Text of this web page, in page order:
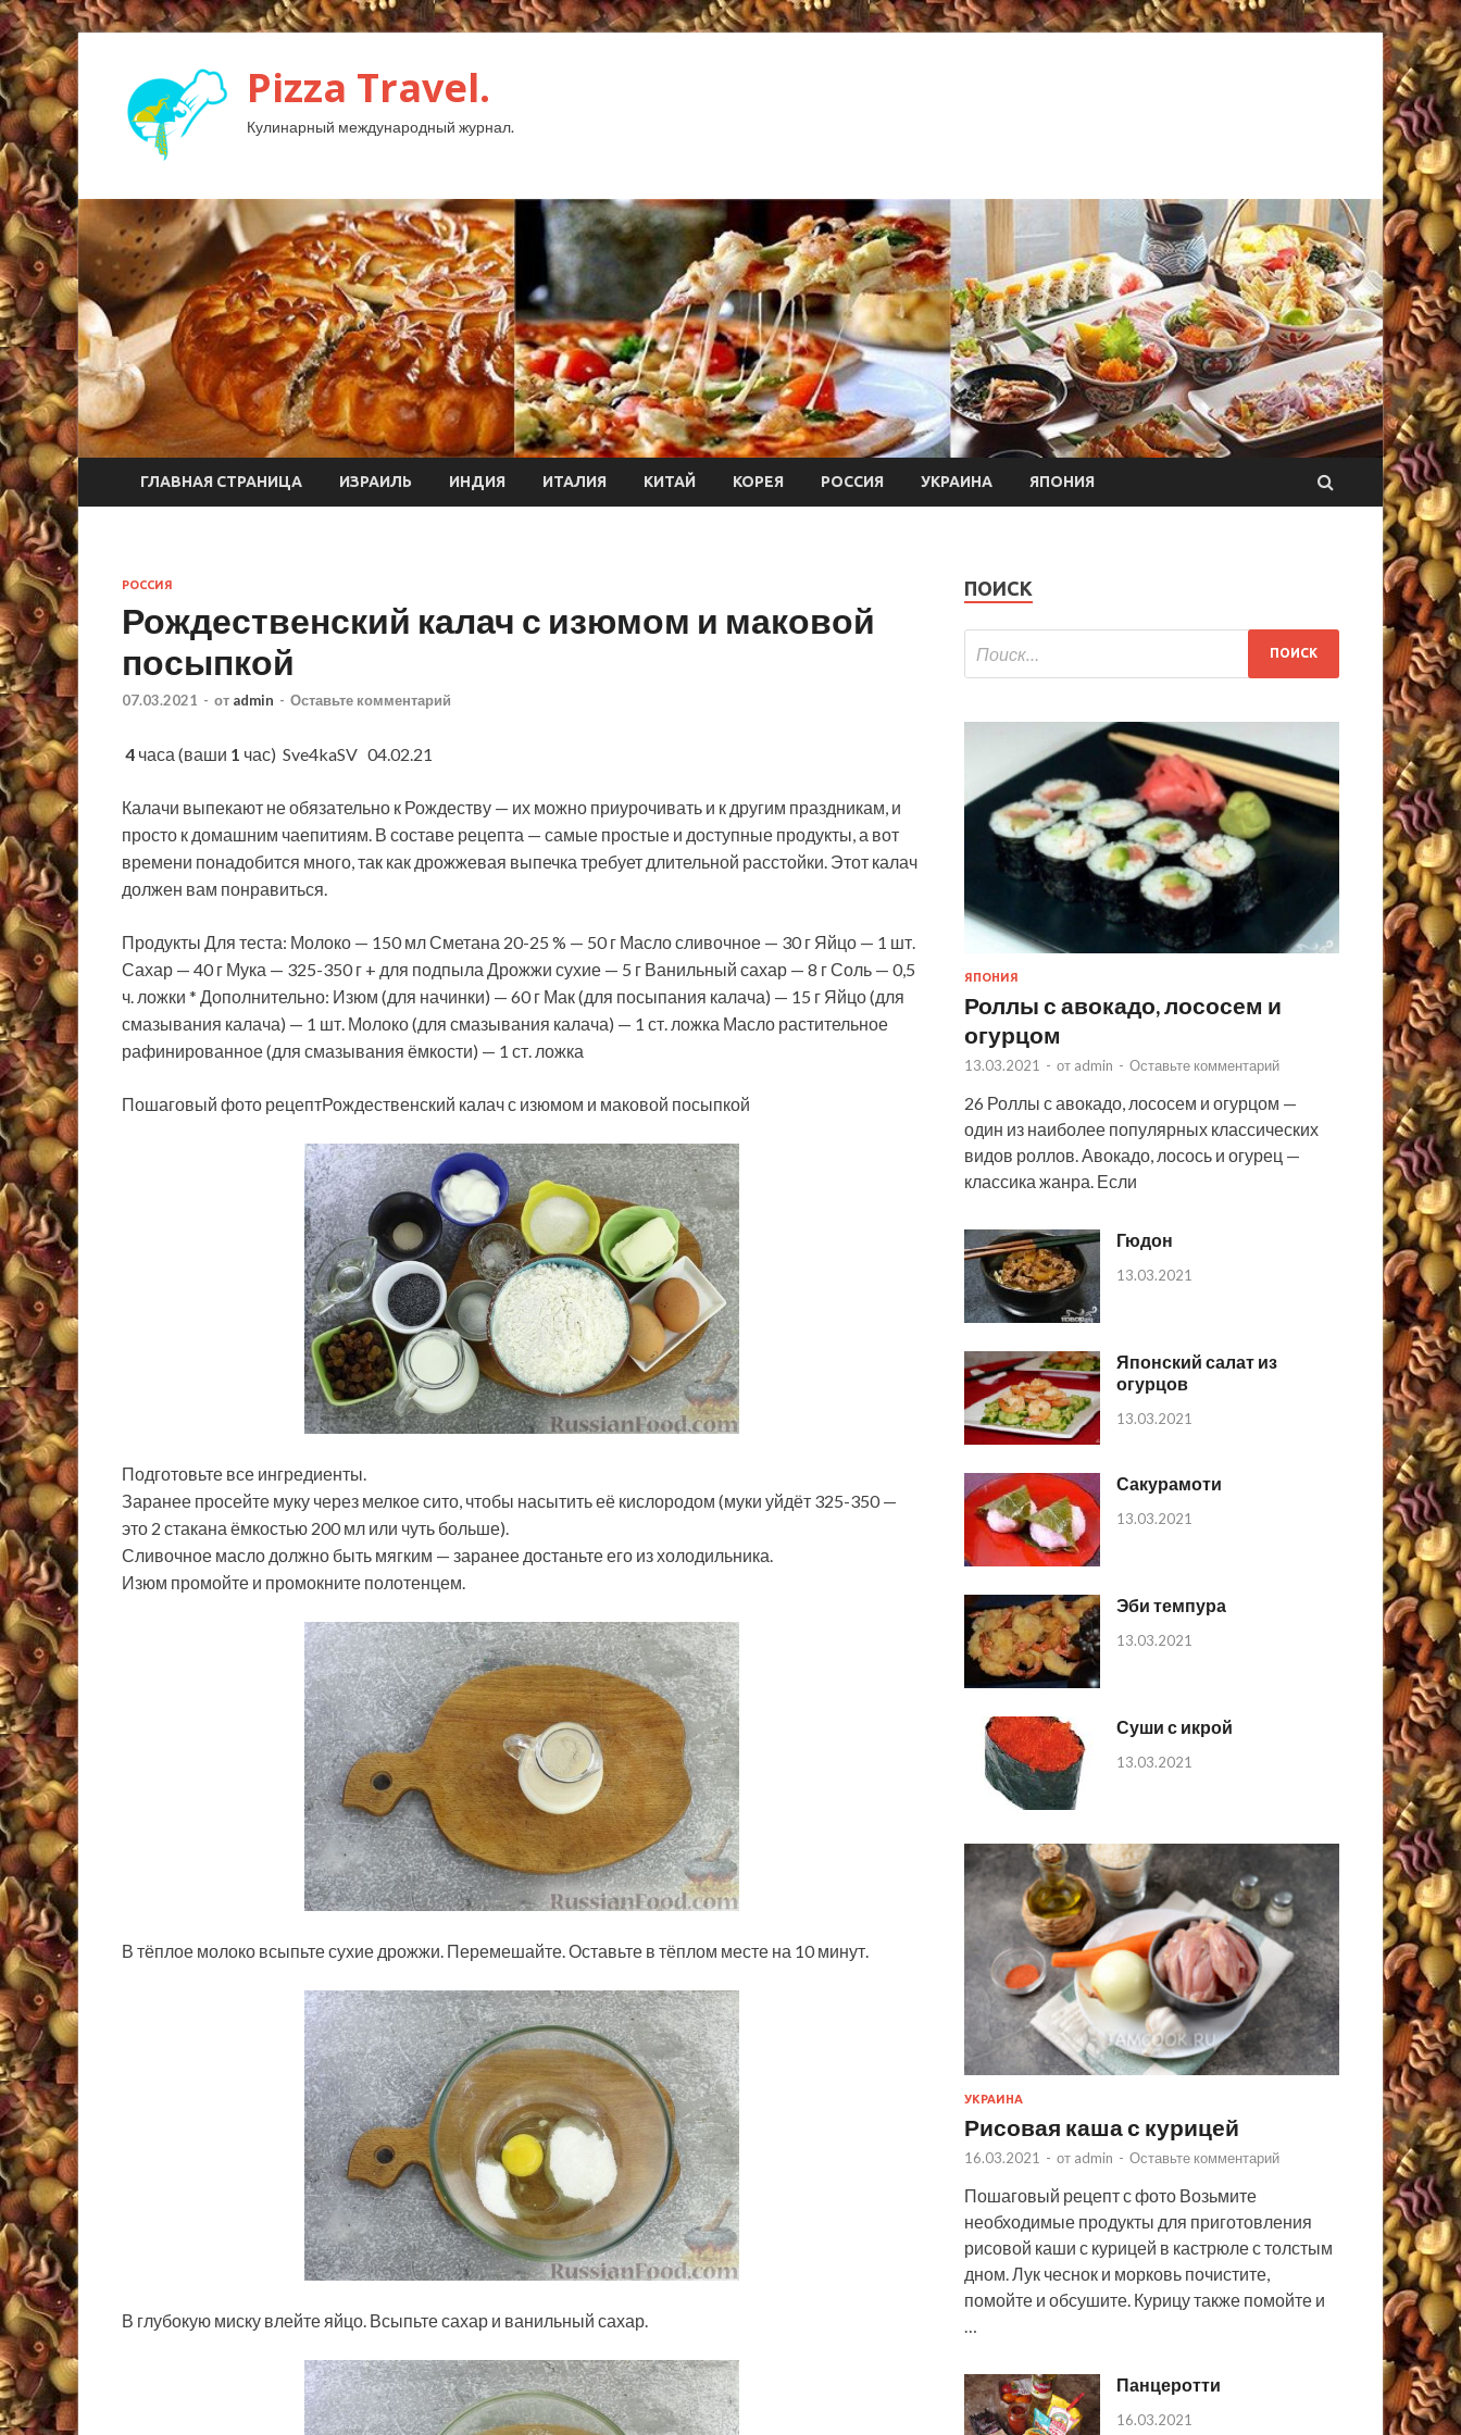
Pizza Travel.
Кулинарный международный журнал.
ГЛАВНАЯ СТРАНИЦА ИЗРАИЛЬ ИНДИЯ ИТАЛИЯ КИТАЙ КОРЕЯ РОССИЯ УКРАИНА ЯПОНИЯ
РОССИЯ
Рождественский калач с изюмом и маковой
посыпкой
07.03.2021 - от admin - Оставьте комментарий
4 часа (ваши 1 час) Sve4kaSV 04.02.21
Калачи выпекают не обязательно к Рождеству — их можно приурочивать и к другим праздникам, и
просто к домашним чаепитиям. В составе рецепта — самые простые и доступные продукты, а вот
времени понадобится много, так как дрожжевая выпечка требует длительной расстойки. Этот калач
должен вам понравиться.
Продукты Для теста: Молоко — 150 мл Сметана 20-25 % — 50 г Масло сливочное — 30 г Яйцо — 1 шт.
Сахар — 40 г Мука — 325-350 г + для подпыла Дрожжи сухие — 5 г Ванильный сахар — 8 г Соль — 0,5
ч. ложки * Дополнительно: Изюм (для начинки) — 60 г Мак (для посыпания калача) — 15 г Яйцо (для
смазывания калача) — 1 шт. Молоко (для смазывания калача) — 1 ст. ложка Масло растительное
рафинированное (для смазывания ёмкости) — 1 ст. ложка
Пошаговый фото рецептРождественский калач с изюмом и маковой посыпкой
Подготовьте все ингредиенты.
Заранее просейте муку через мелкое сито, чтобы насытить её кислородом (муки уйдёт 325-350 —
это 2 стакана ёмкостью 200 мл или чуть больше).
Сливочное масло должно быть мягким — заранее достаньте его из холодильника.
Изюм промойте и промокните полотенцем.
В тёплое молоко всыпьте сухие дрожжи. Перемешайте. Оставьте в тёплом месте на 10 минут.
В глубокую миску влейте яйцо. Всыпьте сахар и ванильный сахар.
ПОИСК
ЯПОНИЯ
Роллы с авокадо, лососем и
огурцом
13.03.2021 - от admin - Оставьте комментарий
26 Роллы с авокадо, лососем и огурцом —
один из наиболее популярных классических
видов роллов. Авокадо, лосось и огурец —
классика жанра. Если
Гюдон
13.03.2021
Японский салат из
огурцов
13.03.2021
Сакурамоти
13.03.2021
Эби темпура
13.03.2021
Суши с икрой
13.03.2021
УКРАИНА
Рисовая каша с курицей
16.03.2021 - от admin - Оставьте комментарий
Пошаговый рецепт с фото Возьмите
необходимые продукты для приготовления
рисовой каши с курицей в кастрюле с толстым
дном. Лук чеснок и морковь почистите,
помойте и обсушите. Курицу также помойте и
…
Панцеротти
16.03.2021